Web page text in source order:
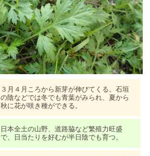
３月４月ころから新芽が伸びてくる。石垣
の陰などでは冬でも青葉がみられ、夏から
秋に花が咲き種ができる。
日本全土の山野、道路脇など繁殖力旺盛
で、日当たりを好むが半日陰でも育つ。